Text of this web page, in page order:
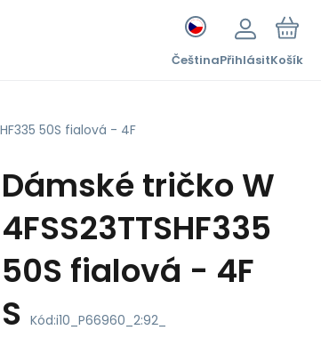
ČeštinaPřihlásitKošík
50S fialová - 4F
Dámské tričko W
4FSS23TTSHF335
50S fialová - 4F
S Kód:i10_P66960_2:92_